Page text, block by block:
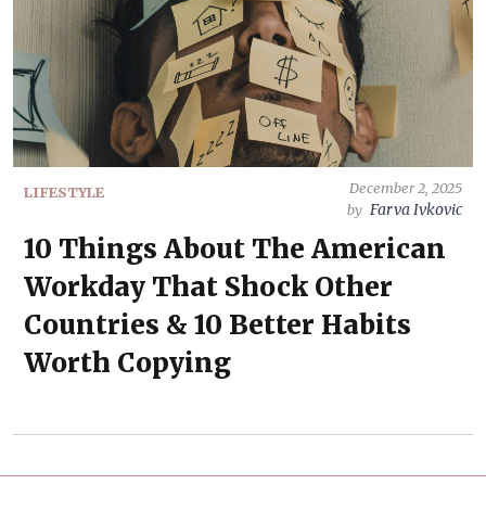
LIFESTYLE
December 2, 2025
by Farva Ivkovic
10 Things About The American
Workday That Shock Other
Countries & 10 Better Habits
Worth Copying